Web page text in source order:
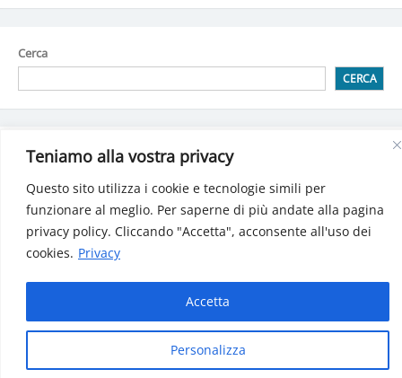
Teniamo alla vostra privacy
Questo sito utilizza i cookie e tecnologie simili per
funzionare al meglio. Per saperne di più andate alla pagina
privacy policy. Cliccando "Accetta", acconsente all'uso dei
cookies. Privacy
Personalizza
Accetta
Cerca
CERCA
Detrazioni spese attività sportiva praticata dai ragazzi
Detrazione per spese di Building automation (domotica)
Bonus sociale per luce, gas e acqua: Decreto pubblicatosulla
Gazzetta Ufficiale
INPS: Gestione separata, le aliquote 2025
Le criptovalute: i cambiamenti dal 2025
Manfe© 2024 Tutti i diritti riservati | P.iva 01771160932